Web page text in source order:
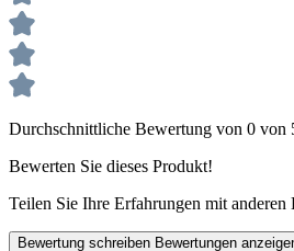
Durchschnittliche Bewertung von 0 von
Bewerten Sie dieses Produkt!
Teilen Sie Ihre Erfahrungen mit anderen
Bewertung schreiben Bewertungen